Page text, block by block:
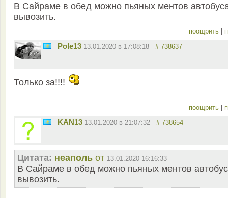
В Сайраме в обед можно пьяных ментов
вывозить.
поощрить
Pole13 13.01.2020 в 17:08:18 # 738637
Только за!!!!
поощрить
KAN13 13.01.2020 в 21:07:32 # 738654
Цитата: неаполь от 13.01.2020 16:16:33
В Сайраме в обед можно пьяных ментов
вывозить.